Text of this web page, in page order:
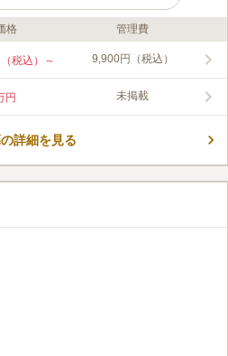
るこの霊園は、園内は明るく、墓域も見晴
しいただけます。 千葉市若葉区
日蓮宗の妙恩寺が管理をしています。管
えるので大変便利です。墓石の形などの
す。
口コミ2件
り、買い物などで困ることはない。１５
くさんある。
格 管理費
税込）～ 9,900円（税込）
円 未掲載
詳細を見る